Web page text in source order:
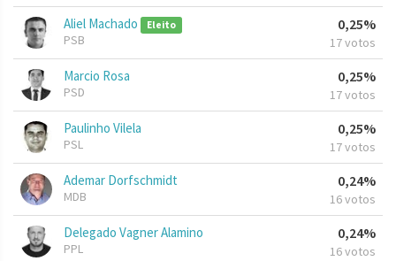
Aliel Machado Eleito
PSB
0,25%
17 votos
Marcio Rosa
PSD
0,25%
17 votos
Paulinho Vilela
PSL
0,25%
17 votos
Ademar Dorfschmidt
MDB
0,24%
16 votos
Delegado Vagner Alamino
PPL
0,24%
16 votos